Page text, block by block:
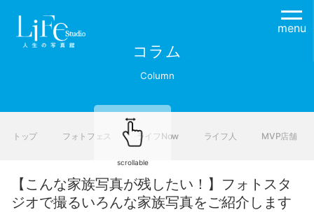
menu
コラム
Column
トップ フォトフェス ライフNow ライフ人 MVP店舗
【こんな家族写真が残したい！】フォトスタ
ジオで撮るいろんな家族写真をご紹介します